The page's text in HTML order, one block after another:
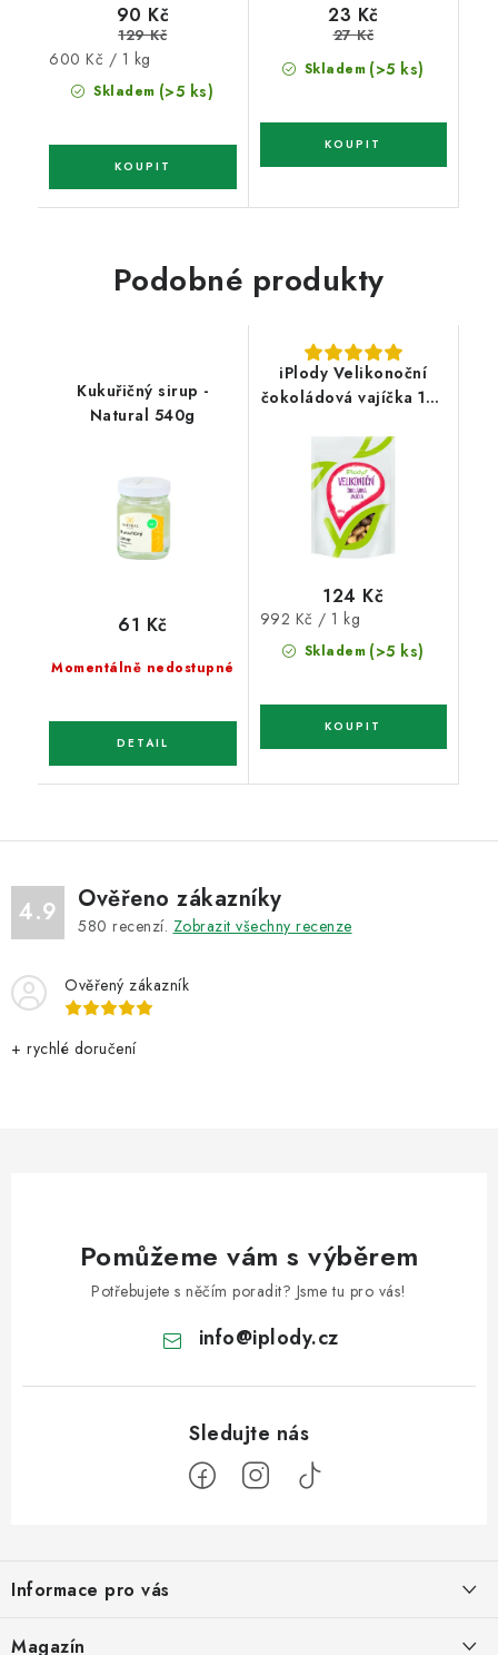
Skladem (>5 ks)
90 Kč
129 Kč
Měrná
cena:
600 Kč / 1 kg Skladem (>5 ks)
23 Kč
27 Kč
Podobné produkty
Kukuřičný sirup -
Natural 540g
Momentálně nedostupné
61 Kč
iPlody Velikonoční
čokoládová vajíčka 125
Skladem (>5 ks)
124 Kč
Měrná
cena:
992 Kč / 1 kg
4.9 Ověřeno zákazníky
580 recenzí. Zobrazit všechny recenze
Ověřený zákazník
+ rychlé doručení
Pomůžeme vám s výběrem
Potřebujete s něčím poradit? Jsme tu pro vás!
info@iplody.cz
p
a
Informace pro vás
Doprava a platba
Magazín